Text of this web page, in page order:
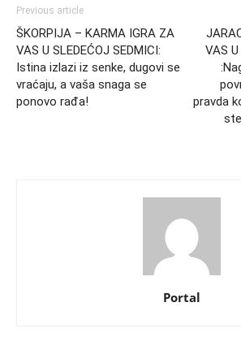
Previous article
ŠKORPIJA – KARMA IGRA ZA
VAS U SLEDEĆOJ SEDMICI:
Istina izlazi iz senke, dugovi se
vraćaju, a vaša snaga se
ponovo rađa!
VAS U
pravda
Portal